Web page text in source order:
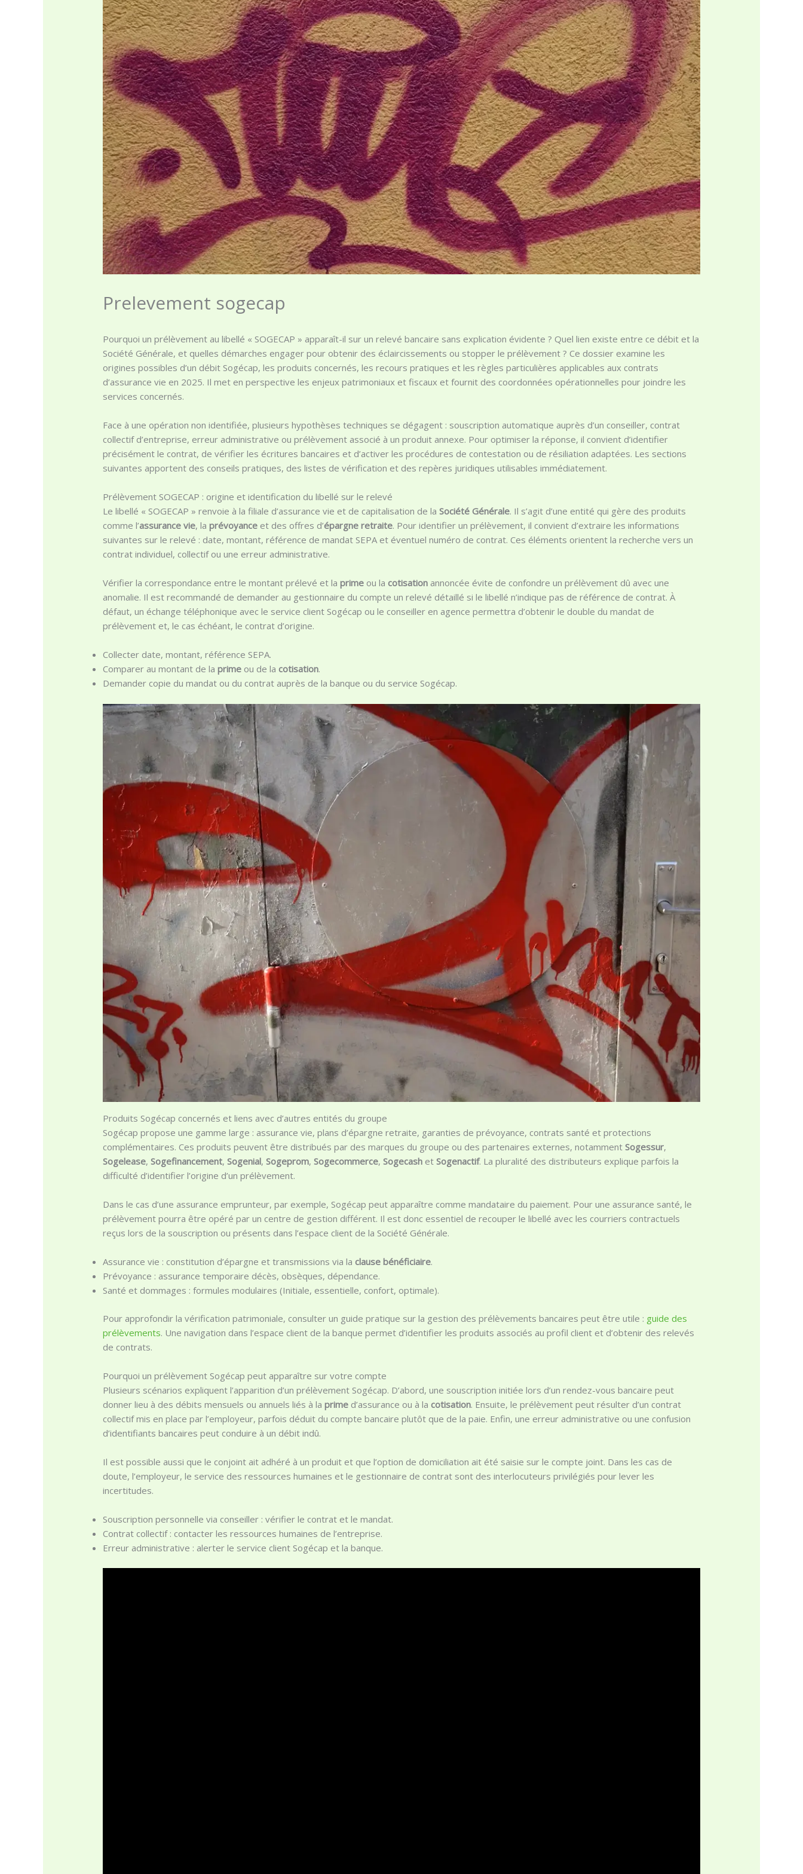
Prelevement sogecap
Pourquoi un prélèvement au libellé « SOGECAP » apparaît-il sur un relevé bancaire sans explication évidente ? Quel lien existe entre ce débit et la
Société Générale, et quelles démarches engager pour obtenir des éclaircissements ou stopper le prélèvement ? Ce dossier examine les
origines possibles d’un débit Sogécap, les produits concernés, les recours pratiques et les règles particulières applicables aux contrats
d’assurance vie en 2025. Il met en perspective les enjeux patrimoniaux et fiscaux et fournit des coordonnées opérationnelles pour joindre les
services concernés.
Face à une opération non identifiée, plusieurs hypothèses techniques se dégagent : souscription automatique auprès d’un conseiller, contrat
collectif d’entreprise, erreur administrative ou prélèvement associé à un produit annexe. Pour optimiser la réponse, il convient d’identifier
précisément le contrat, de vérifier les écritures bancaires et d’activer les procédures de contestation ou de résiliation adaptées. Les sections
suivantes apportent des conseils pratiques, des listes de vérification et des repères juridiques utilisables immédiatement.
Prélèvement SOGECAP : origine et identification du libellé sur le relevé
Le libellé « SOGECAP » renvoie à la filiale d’assurance vie et de capitalisation de laSociété Générale. Il s’agit d’une entité qui gère des produits
comme l’assurance vie, laprévoyance et des offres d’épargne retraite. Pour identifier un prélèvement, il convient d’extraire les informations
suivantes sur le relevé : date, montant, référence de mandat SEPA et éventuel numéro de contrat. Ces éléments orientent la recherche vers un
contrat individuel, collectif ou une erreur administrative.
Vérifier la correspondance entre le montant prélevé et laprime ou lacotisation annoncée évite de confondre un prélèvement dû avec une
anomalie. Il est recommandé de demander au gestionnaire du compte un relevé détaillé si le libellé n’indique pas de référence de contrat. À
défaut, un échange téléphonique avec le service client Sogécap ou le conseiller en agence permettra d’obtenir le double du mandat de
prélèvement et, le cas échéant, le contrat d’origine.
Collecter date, montant, référence SEPA.
Comparer au montant de laprime ou de lacotisation.
Demander copie du mandat ou du contrat auprès de la banque ou du service Sogécap.
Produits Sogécap concernés et liens avec d’autres entités du groupe
Sogécap propose une gamme large : assurance vie, plans d’épargne retraite, garanties de prévoyance, contrats santé et protections
complémentaires. Ces produits peuvent être distribués par des marques du groupe ou des partenaires externes, notammentSogessur,
Sogelease,Sogefinancement,Sogenial,Sogeprom,Sogecommerce,Sogecash etSogenactif. La pluralité des distributeurs explique parfois la
difficulté d’identifier l’origine d’un prélèvement.
Dans le cas d’une assurance emprunteur, par exemple, Sogécap peut apparaître comme mandataire du paiement. Pour une assurance santé, le
prélèvement pourra être opéré par un centre de gestion différent. Il est donc essentiel de recouper le libellé avec les courriers contractuels
reçus lors de la souscription ou présents dans l’espace client de la Société Générale.
Assurance vie : constitution d’épargne et transmissions via laclause bénéficiaire.
Prévoyance : assurance temporaire décès, obsèques, dépendance.
Santé et dommages : formules modulaires (Initiale, essentielle, confort, optimale).
Pour approfondir la vérification patrimoniale, consulter un guide pratique sur la gestion des prélèvements bancaires peut être utile : guide des
prélèvements. Une navigation dans l’espace client de la banque permet d’identifier les produits associés au profil client et d’obtenir des relevés
de contrats.
Pourquoi un prélèvement Sogécap peut apparaître sur votre compte
Plusieurs scénarios expliquent l’apparition d’un prélèvement Sogécap. D’abord, une souscription initiée lors d’un rendez-vous bancaire peut
donner lieu à des débits mensuels ou annuels liés à laprime d’assurance ou à lacotisation. Ensuite, le prélèvement peut résulter d’un contrat
collectif mis en place par l’employeur, parfois déduit du compte bancaire plutôt que de la paie. Enfin, une erreur administrative ou une confusion
d’identifiants bancaires peut conduire à un débit indû.
Il est possible aussi que le conjoint ait adhéré à un produit et que l’option de domiciliation ait été saisie sur le compte joint. Dans les cas de
doute, l’employeur, le service des ressources humaines et le gestionnaire de contrat sont des interlocuteurs privilégiés pour lever les
incertitudes.
Souscription personnelle via conseiller : vérifier le contrat et le mandat.
Contrat collectif : contacter les ressources humaines de l’entreprise.
Erreur administrative : alerter le service client Sogécap et la banque.